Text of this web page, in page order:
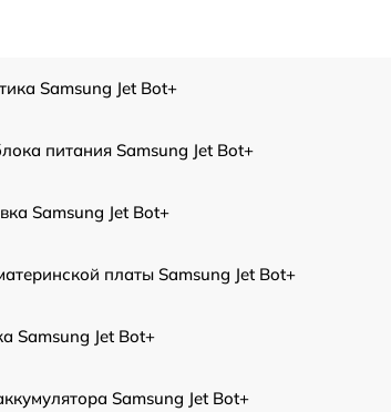
Samsung Jet Bot+
питания Samsung Jet Bot+
Samsung Jet Bot+
платы Samsung Jet Bot+
Samsung Jet Bot+
Samsung Jet Bot+